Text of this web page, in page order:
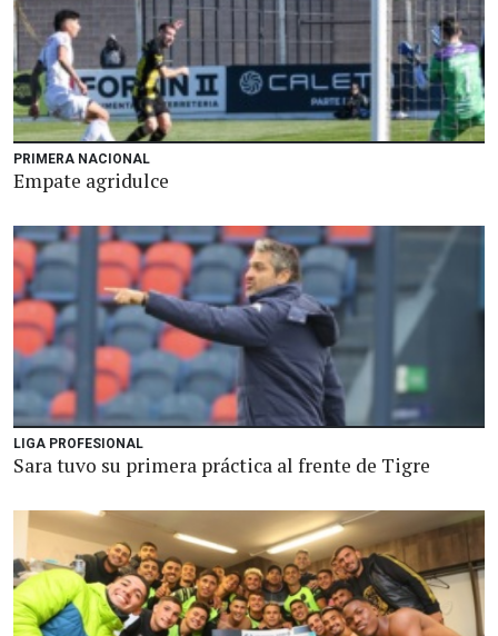
PRIMERA NACIONAL
Empate agridulce
LIGA PROFESIONAL
Sara tuvo su primera práctica al frente de Tigre